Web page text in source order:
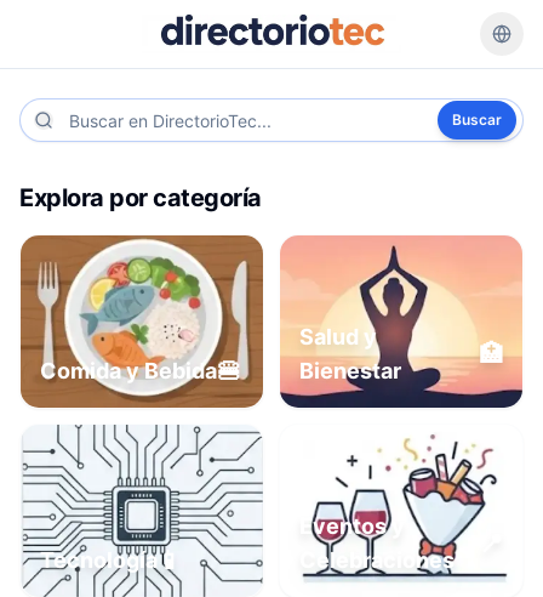
Buscar
Explora por categoría
Comida y Bebida🍔
Salud y
Bienestar
🏥
Tecnología📱
Eventos y
Celebraciones